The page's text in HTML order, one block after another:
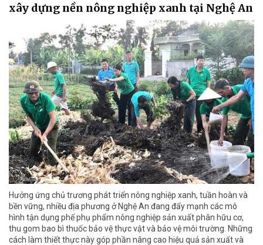
xây dựng nền nông nghiệp xanh tại Nghệ An
Hưởng ứng chủ trương phát triển nông nghiệp xanh, tuần hoàn và
bền vững, nhiều địa phương ở Nghệ An đang đẩy mạnh các mô
hình tận dụng phế phụ phẩm nông nghiệp sản xuất phân hữu cơ,
thu gom bao bì thuốc bảo vệ thực vật và bảo vệ môi trường. Những
cách làm thiết thực này góp phần nâng cao hiệu quả sản xuất và